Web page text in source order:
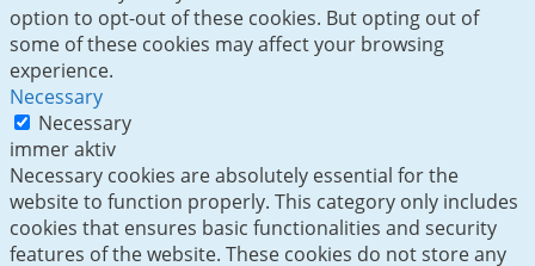
option to opt-out of these cookies. But opting out of
some of these cookies may affect your browsing
experience.
Necessary
Necessary
immer aktiv
Necessary cookies are absolutely essential for the
website to function properly. This category only includes
cookies that ensures basic functionalities and security
features of the website. These cookies do not store any